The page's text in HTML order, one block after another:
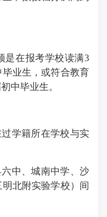
在报考学校读满3
业生，或符合教育
中毕业生。
学籍所在学校与实
中、城南中学、沙
北附实验学校）间